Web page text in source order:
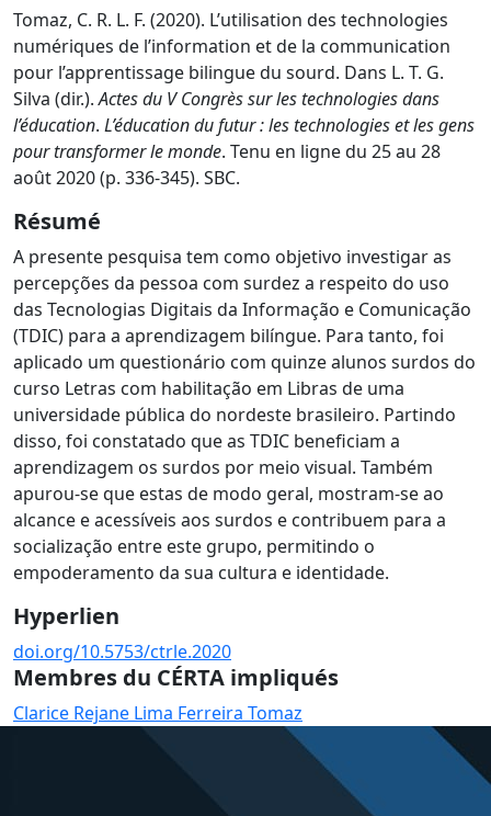
Tomaz, C. R. L. F. (2020). L’utilisation des technologies
numériques de l’information et de la communication
pour l’apprentissage bilingue du sourd. Dans L. T. G.
Silva (dir.).Actes du V Congrès sur les technologies dans
l’éducation. L’éducation du futur : les technologies et les gens
pour transformer le monde. Tenu en ligne du 25 au 28
août 2020 (p. 336-345). SBC.
Résumé
A presente pesquisa tem como objetivo investigar as
percepções da pessoa com surdez a respeito do uso
das Tecnologias Digitais da Informação e Comunicação
(TDIC) para a aprendizagem bilíngue. Para tanto, foi
aplicado um questionário com quinze alunos surdos do
curso Letras com habilitação em Libras de uma
universidade pública do nordeste brasileiro. Partindo
disso, foi constatado que as TDIC beneficiam a
aprendizagem os surdos por meio visual. Também
apurou-se que estas de modo geral, mostram-se ao
alcance e acessíveis aos surdos e contribuem para a
socialização entre este grupo, permitindo o
empoderamento da sua cultura e identidade.
Hyperlien
doi.org/10.5753/ctrle.2020
Membres du CÉRTA impliqués
Clarice Rejane Lima Ferreira Tomaz